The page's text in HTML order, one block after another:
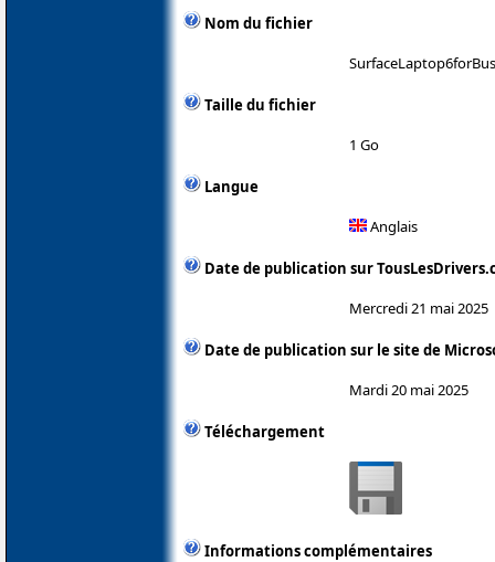
Nom du fichier
Taille du fichier
1 Go
Langue
Anglais
Date de publication sur
Mercredi 21 mai 2025
Date de publication sur le site de
Mardi 20 mai 2025
Téléchargement
Informations complémentaires